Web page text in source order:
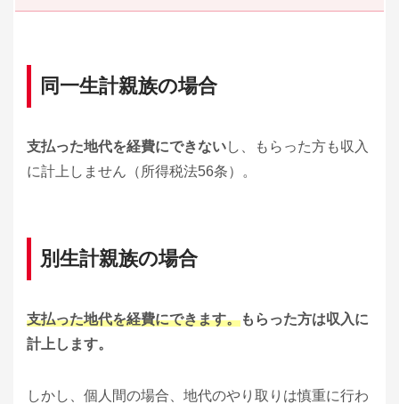
同一生計親族の場合
支払った地代を経費にできないし、もらった方も収入
に計上しません（所得税法56条）。
別生計親族の場合
支払った地代を経費にできます。もらった方は収入に
計上します。
しかし、個人間の場合、地代のやり取りは慎重に行わ